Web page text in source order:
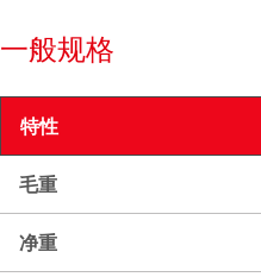
一般规格
特性
毛重
净重